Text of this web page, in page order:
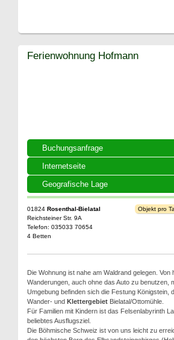
Buchungsanfrage
Internetseite
Geografische Lage
Ferienwohnung Hofmann
01824 Rosenthal-Bielatal
Reichsteiner Str. 9A
Telefon: 035033 70654
4 Betten
Objekt pro
Die Wohnung ist nahe am Waldrand gelegen. Von
Wanderungen, auch ohne das Auto zu benutzen,
Umgebung befinden sich die Festung Königstein,
Wander- und Klettergebiet Bielatal/Ottomühle.
Für Familien mit Kindern ist das Felsenlabyrinth
beliebtes Ausflugsziel.
Die Böhmische Schweiz ist von uns leicht zu